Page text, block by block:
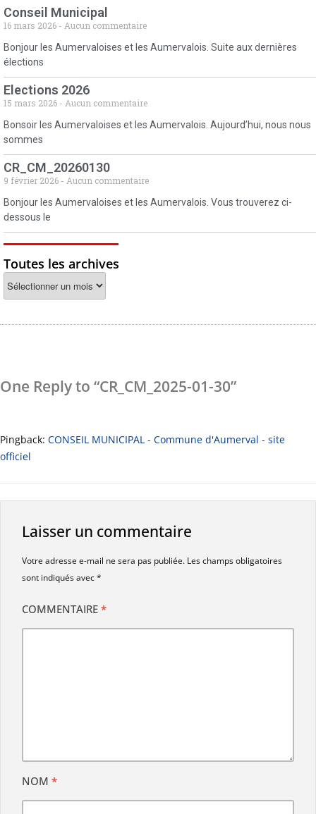
Conseil Municipal
16 mars 2026
Aucun commentaire
Bonjour les Aumervaloises et les Aumervalois. Suite aux dernières
élections
Elections 2026
15 mars 2026
Aucun commentaire
Bonsoir les Aumervaloises et les Aumervalois. Aujourd’hui, nous nous
sommes
CR_CM_20260130
9 février 2026
Aucun commentaire
Bonjour les Aumervaloises et les Aumervalois. Vous trouverez ci-
dessous le
Toutes les archives
One Reply to “CR_CM_2025-01-30”
Pingback: CONSEIL MUNICIPAL - Commune d'Aumerval - site
officiel
Laisser un commentaire
Votre adresse e-mail ne sera pas publiée. Les champs obligatoires
sont indiqués avec*
COMMENTAIRE *
NOM *